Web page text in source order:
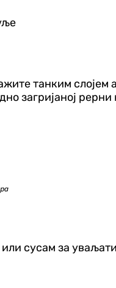
танким слојем
загријаној
сусам за уваљати